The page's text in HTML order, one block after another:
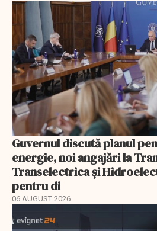
Guvernul discută planul
energie, noi angajări la
Transelectrica și
pentru di
06 AUGUST 2026